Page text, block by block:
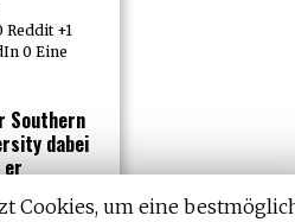
Cookies, um eine
Reddit +1
0 Eine
Southern
dabei
er
Hotels